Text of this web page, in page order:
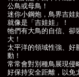
公鳥或母鳥！
迷你小鋼炮，鳥界吉娃
就像是「吉娃娃」！
牠們有大鳥的自信、卻
大！
太平洋的領域性強、好
動！
常常會對別種鳥展現侵
好保持安全距離，以免